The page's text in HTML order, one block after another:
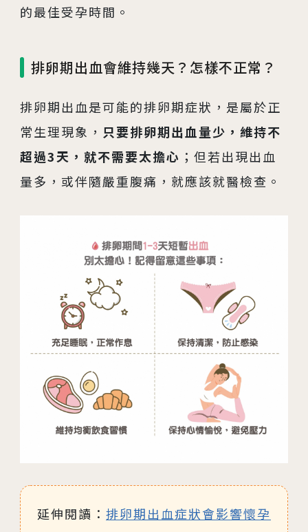
的最佳受孕時間。
排卵期出血會維持幾天？怎樣不正常？
排卵期出血是可能的排卵期症狀，是屬於正
常生理現象， 只要排卵期出血量少，維持不
超過3天，就不需要太擔心 ；但若出現出血
量多，或伴隨嚴重腹痛，就應該就醫檢查。
延伸閱讀： 排卵期出血症狀會影響懷孕